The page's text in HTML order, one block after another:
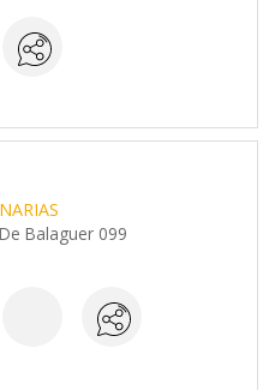
Balaguer 099